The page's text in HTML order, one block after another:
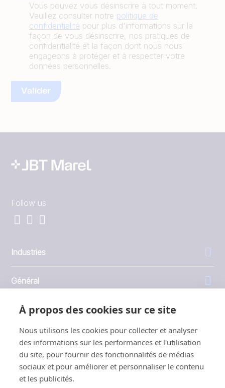
À propos des cookies sur ce site
Nous utilisons les cookies pour collecter et analyser
des informations sur les performances et l'utilisation
du site, pour fournir des fonctionnalités de médias
sociaux et pour améliorer et personnaliser le contenu
et les publicités.
Vous pouvez vous désinscrire à tout moment.
Veuillez consulter notre politique de
confidentialité pour plus d'informations sur la
façon de vous désinscrire, nos pratiques de
confidentialité et la façon dont nous nous
engageons à protéger et à respecter votre
données personnelles.
Follow us
Industries
Général
Entreprise
Investisseurs